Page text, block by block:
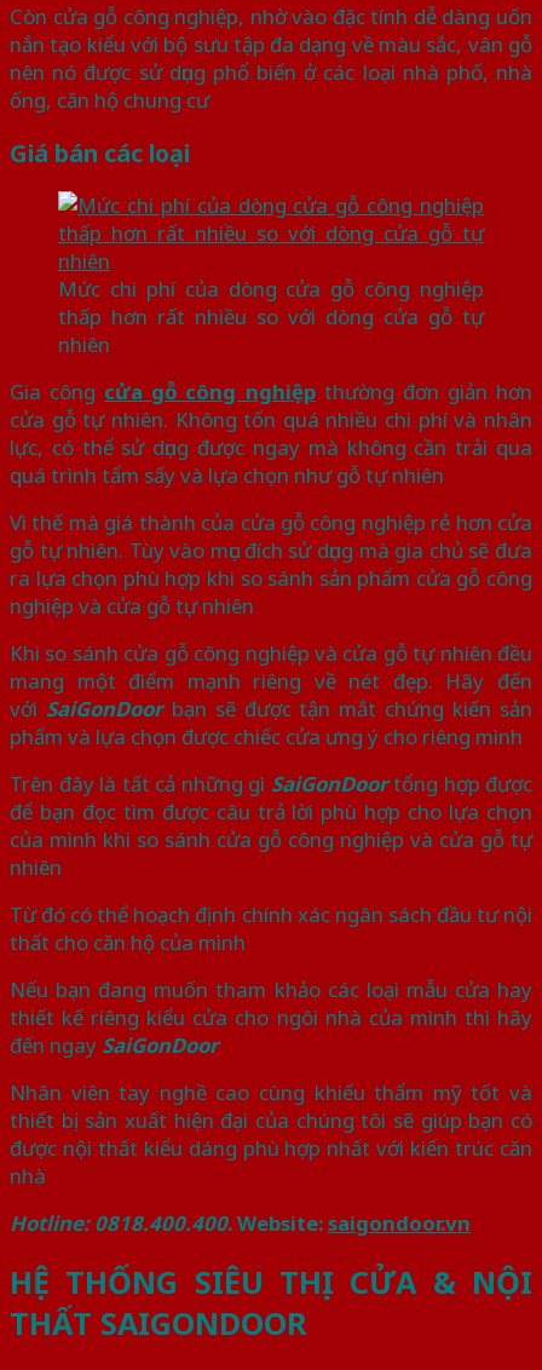
Còn cửa gỗ công nghiệp, nhờ vào đặc tính dễ dàng uốn
nắn tạo kiểu với bộ sưu tập đa dạng về màu sắc, vân gỗ
nên nó được sử dụng phổ biến ở các loại nhà phố, nhà
ống, căn hộ chung cư
Giá bán các loại
Mức chi phí của dòng cửa gỗ công nghiệp
thấp hơn rất nhiều so với dòng cửa gỗ tự
nhiên
Gia công cửa gỗ công nghiệpthường đơn giản hơn
cửa gỗ tự nhiên. Không tốn quá nhiều chi phí và nhân
lực, có thể sử dụng được ngay mà không cần trải qua
quá trình tẩm sấy và lựa chọn như gỗ tự nhiên
Vì thế mà giá thành của cửa gỗ công nghiệp rẻ hơn cửa
gỗ tự nhiên. Tùy vào mục đích sử dụng mà gia chủ sẽ đưa
ra lựa chọn phù hợp khi so sánh sản phẩm cửa gỗ công
nghiệp và cửa gỗ tự nhiên
Khi so sánh cửa gỗ công nghiệp và cửa gỗ tự nhiên đều
mang một điểm mạnh riêng về nét đẹp. Hãy đến
với SaiGonDoorbạn sẽ được tận mắt chứng kiến sản
phẩm và lựa chọn được chiếc cửa ưng ý cho riêng mình
Trên đây là tất cả những gì SaiGonDoortổng hợp được
để bạn đọc tìm được câu trả lời phù hợp cho lựa chọn
của mình khi so sánh cửa gỗ công nghiệp và cửa gỗ tự
nhiên
Từ đó có thể hoạch định chính xác ngân sách đầu tư nội
thất cho căn hộ của mình
Nếu bạn đang muốn tham khảo các loại mẫu cửa hay
thiết kế riêng kiểu cửa cho ngôi nhà của mình thì hãy
đến ngay SaiGonDoor
Nhân viên tay nghề cao cùng khiếu thẩm mỹ tốt và
thiết bị sản xuất hiện đại của chúng tôi sẽ giúp bạn có
được nội thất kiểu dáng phù hợp nhất với kiến trúc căn
nhà
Hotline: 0818.400.400. Website:saigondoor.vn
HỆ THỐNG SIÊU THỊ CỬA & NỘI
THẤT SAIGONDOOR